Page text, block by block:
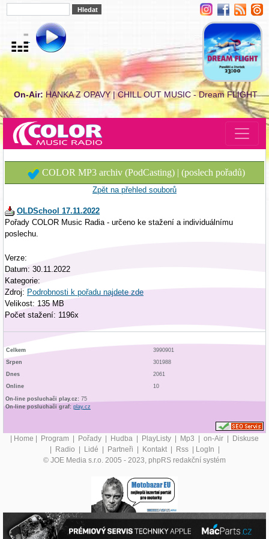
On-Air: HANKA Z OPAVY | CHILL OUT MUSIC - Dream FLIGHT
COLOR MP3 archiv (PodCasting) | (poslech pořadů)
Zpět na přehled souborů
OLDSchool 17.11.2022
Pořady COLOR Music Radia - určeno ke stažení a individuálnímu
poslechu.
Verze:
Datum: 30.11.2022
Kategorie:
Zdroj: Podrobnosti k pořadu najdete zde
Velikost: 135 MB
Počet stažení: 1196x
Celkem
3990901
Srpen
301988
Dnes
2061
Online
10
On-line posluchači play.cz: 75
On-line posluchači graf: play.cz
| Home | Program | Pořady | Hudba | PlayListy | Mp3 | on-Air | Diskuse
| Radio | Lidé | Partneři | Kontakt | Rss | LogIn |
© JOE Media s.r.o. 2005 - 2023, phpRS redakční systém